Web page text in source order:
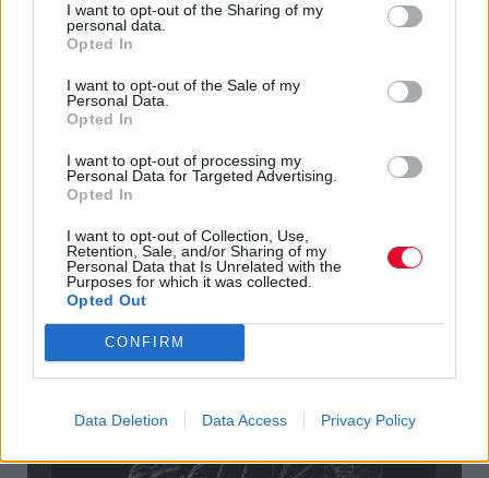
I want to opt-out of the Sharing of my
personal data.
Opted In
I want to opt-out of the Sale of my
Personal Data.
Opted In
I want to opt-out of processing my
Personal Data for Targeted Advertising.
Opted In
I want to opt-out of Collection, Use,
Retention, Sale, and/or Sharing of my
Personal Data that Is Unrelated with the
Purposes for which it was collected.
Opted Out
CONFIRM
Data Deletion Data Access Privacy Policy
Le Disque Noir
Monstervile (Αγίας Ειρήνης 13, Μοναστηράκι)